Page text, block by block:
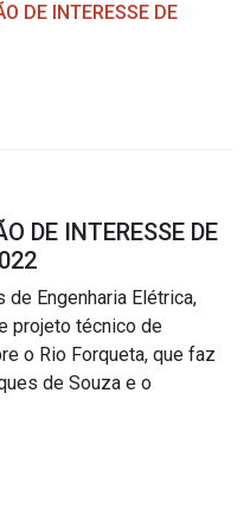
DE INTERESSE DE
DE INTERESSE DE
Engenharia Elétrica,
projeto técnico de
o Rio Forqueta, que faz
de Souza e o